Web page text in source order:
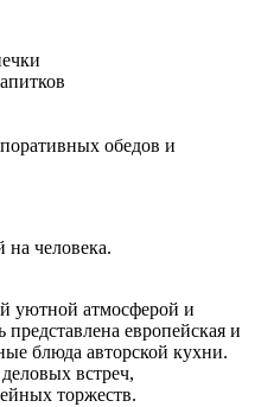
обедов и
человека.
уютной атмосферой и
европейская и
блюда авторской кухни.
встреч,
торжеств.